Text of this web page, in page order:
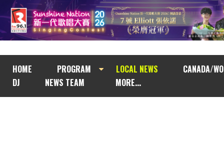
HOME PROGRAM LOCAL NEWS
CANADA/
DJ
NEWS TEAM MORE...